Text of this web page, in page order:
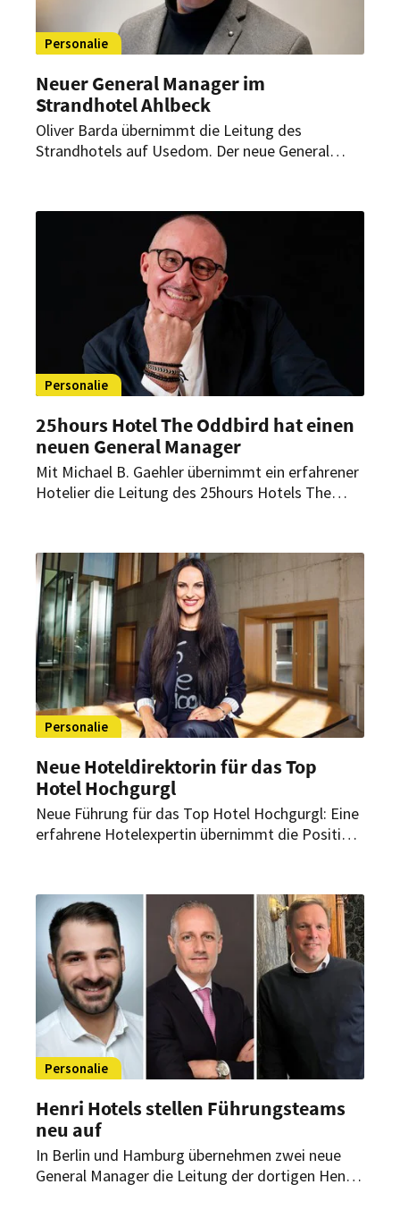
Personalie
Neuer General Manager im
Strandhotel Ahlbeck
Oliver Barda übernimmt die Leitung des
Strandhotels auf Usedom. Der neue General
Personalie
25hours Hotel The Oddbird hat einen
neuen General Manager
Mit Michael B. Gaehler übernimmt ein erfahrener
Hotelier die Leitung des 25hours Hotels The
Entwicklung des Hauses eingebunden.
Personalie
Neue Hoteldirektorin für das Top
Hotel Hochgurgl
Neue Führung für das Top Hotel Hochgurgl: Eine
erfahrene Hotelexpertin übernimmt die Position
stärken, nachhaltige Ansätze weiterentwickeln
und das Profil des Hauses im Premiumsegment
gezielt schärfen.
Personalie
Henri Hotels stellen Führungsteams
neu auf
In Berlin und Hamburg übernehmen zwei neue
General Manager die Leitung der dortigen Henri-